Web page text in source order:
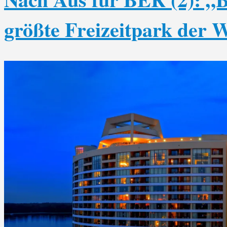
größte Freizeitpark der